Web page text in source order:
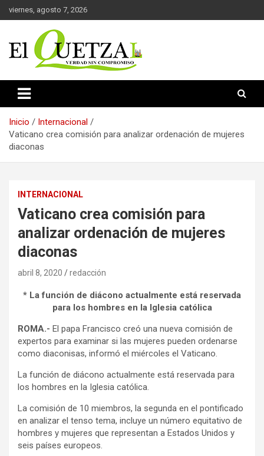
Saltar
al
viernes, agosto 7, 2026
El Quetzal de Cholula
Inicio
Internacional
Vaticano crea comisión para analizar ordenación de mujeres
diaconas
INTERNACIONAL
Vaticano crea comisión para
analizar ordenación de mujeres
diaconas
abril 8, 2020 redacción
* La función de diácono actualmente está reservada
para los hombres en la Iglesia católica
ROMA.- El papa Francisco creó una nueva comisión de
expertos para examinar si las mujeres pueden ordenarse
como diaconisas, informó el miércoles el Vaticano.
La función de diácono actualmente está reservada para
los hombres en la Iglesia católica.
La comisión de 10 miembros, la segunda en el pontificado
en analizar el tenso tema, incluye un número equitativo de
hombres y mujeres que representan a Estados Unidos y
seis países europeos.